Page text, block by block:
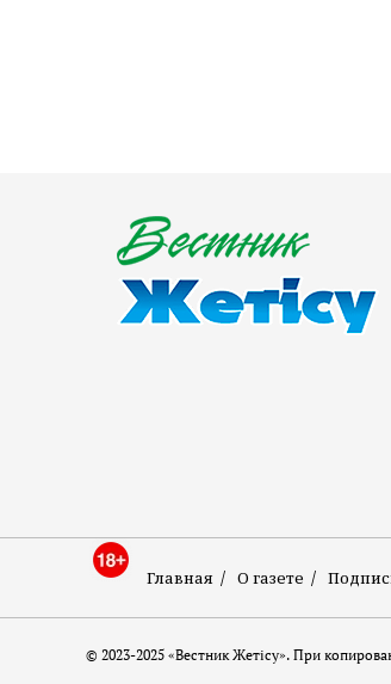
Главная О газете
© 2023-2025 «Вестник Жетісу». При